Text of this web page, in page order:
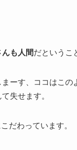
も人間だというこ
ーす、ココはこ
失せます。
だわっています。